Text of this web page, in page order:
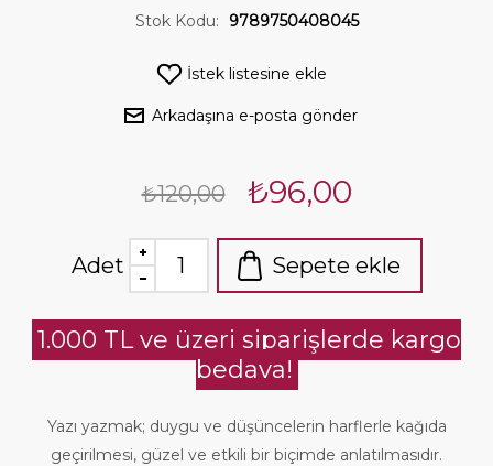
Stok Kodu: 9789750408045
İstek listesine ekle
Arkadaşına e-posta gönder
₺120,00 ₺96,00
Adet Sepete ekle
1.000 TL ve üzeri siparişlerde kargo
bedava!
Yazı yazmak; duygu ve düşüncelerin harflerle kağıda
geçirilmesi, güzel ve etkili bir biçimde anlatılmasıdır.